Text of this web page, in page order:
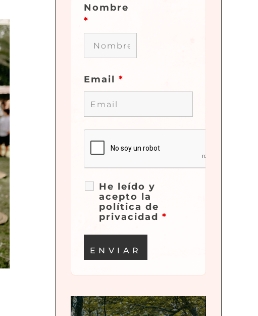
Nombre
*
Email *
He leído y
acepto la
política de
privacidad *